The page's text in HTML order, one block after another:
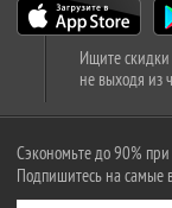
Ищите скидки
не выходя из
Сэкономьте до 90%
Подпишитесь на самые